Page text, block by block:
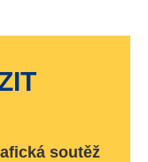
soutěž